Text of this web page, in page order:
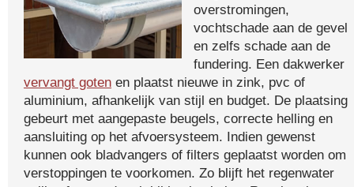
overstromingen,
vochtschade aan de gevel
en zelfs schade aan de
fundering. Een dakwerker
vervangt goten en plaatst nieuwe in zink, pvc of
aluminium, afhankelijk van stijl en budget. De plaatsing
gebeurt met aangepaste beugels, correcte helling en
aansluiting op het afvoersysteem. Indien gewenst
kunnen ook bladvangers of filters geplaatst worden om
verstoppingen te voorkomen. Zo blijft het regenwater